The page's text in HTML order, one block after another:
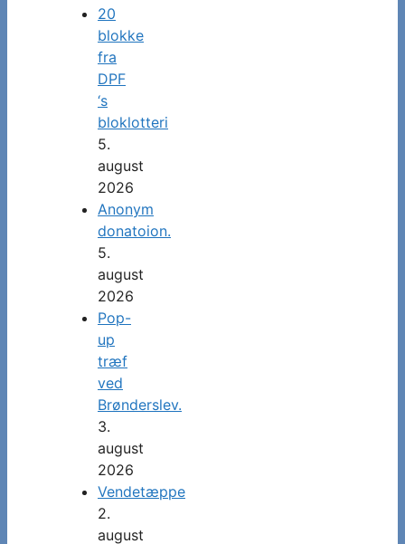
20
blokke
fra
DPF
‘s
bloklotteri
5.
august
2026
Anonym
donatoion.
5.
august
2026
Pop-
up
træf
ved
Brønderslev.
3.
august
2026
Vendetæppe
2.
august